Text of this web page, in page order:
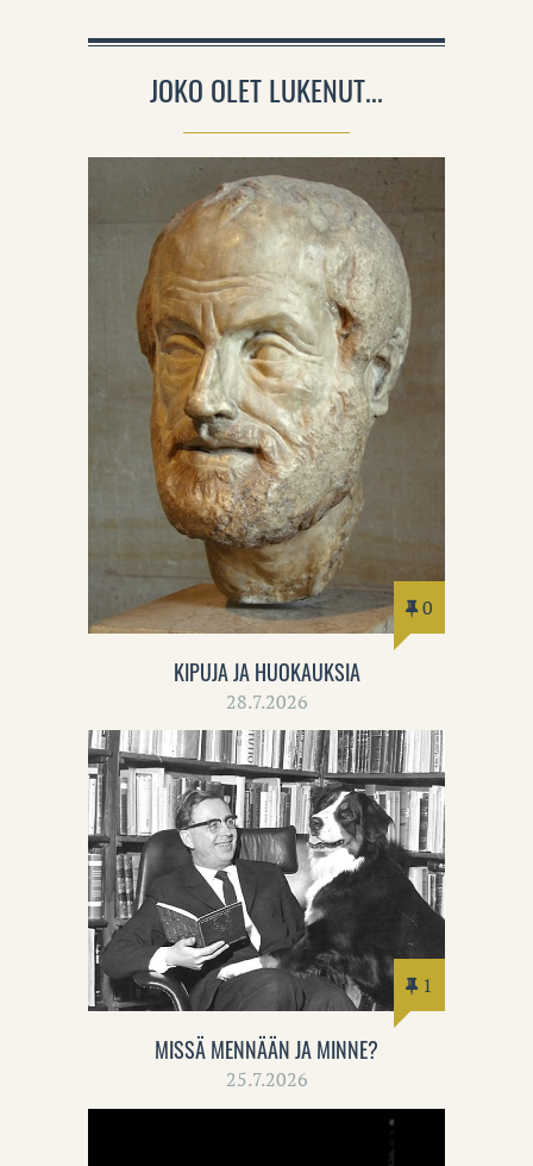
JOKO OLET LUKENUT...
0
KIPUJA JA HUOKAUKSIA
28.7.2026
1
MISSÄ MENNÄÄN JA MINNE?
25.7.2026